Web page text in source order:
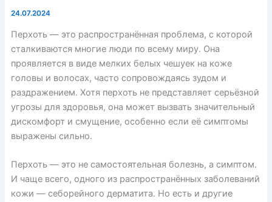
24.07.2024
Перхоть — это распространённая проблема, с которой
сталкиваются многие люди по всему миру. Она
проявляется в виде мелких белых чешуек на коже
головы и волосах, часто сопровождаясь зудом и
раздражением. Хотя перхоть не представляет серьёзной
угрозы для здоровья, она может вызвать значительный
дискомфорт и смущение, особенно если её симптомы
выражены сильно.
Перхоть — это не самостоятельная болезнь, а симптом.
И чаще всего, одного из распространённых заболеваний
кожи — себорейного дерматита. Но есть и другие